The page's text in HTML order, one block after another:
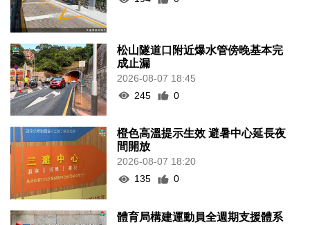
松山隧道口附近爆水管傍晚基本完
成止漏
2026-08-07 18:45
245
0
橙色高溫提示生效 避暑中心延長夜
間開放
2026-08-07 18:20
135
0
體育局構建運動員全週期支援體系